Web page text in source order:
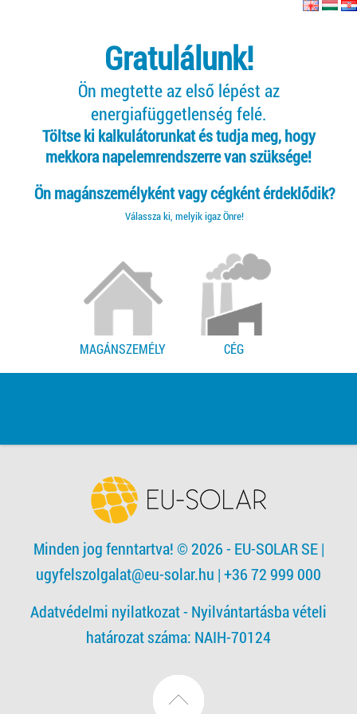
Gratulálunk!
Ön megtette az első lépést az
energiafüggetlenség felé.
Töltse ki kalkulátorunkat és tudja meg, hogy
mekkora napelemrendszerre van szüksége!
Ön magánszemélyként vagy cégként érdeklődik?
Válassza ki, melyik igaz Önre!
MAGÁNSZEMÉLY CÉG
Minden jog fenntartva! © 2026 - EU-SOLAR SE|
ugyfelszolgalat@eu-solar.hu | +36 72 999 000
Adatvédelmi nyilatkozat - Nyilvántartásba vételi
határozat száma: NAIH-70124